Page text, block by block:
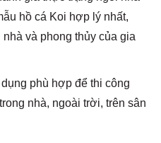
hồ cá Koi hợp lý nhất,
và phong thủy của gia
phù hợp để thi công
nhà, ngoài trời, trên sân